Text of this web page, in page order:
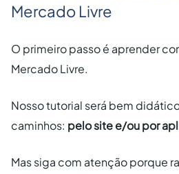
Mercado Livre
O primeiro passo é aprender
Mercado Livre.
Nosso tutorial será bem
caminhos: pelo site e/ou por
Mas siga com atenção porque